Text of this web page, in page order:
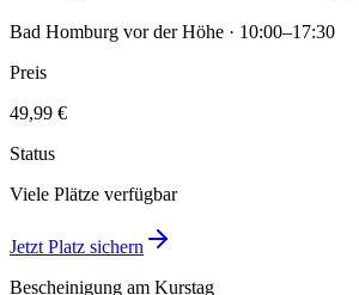
Bad Homburg vor der Höhe · 10:00–17:30
Preis
49,99 €
Status
Viele Plätze verfügbar
Jetzt Platz sichern
Bescheinigung am Kurstag